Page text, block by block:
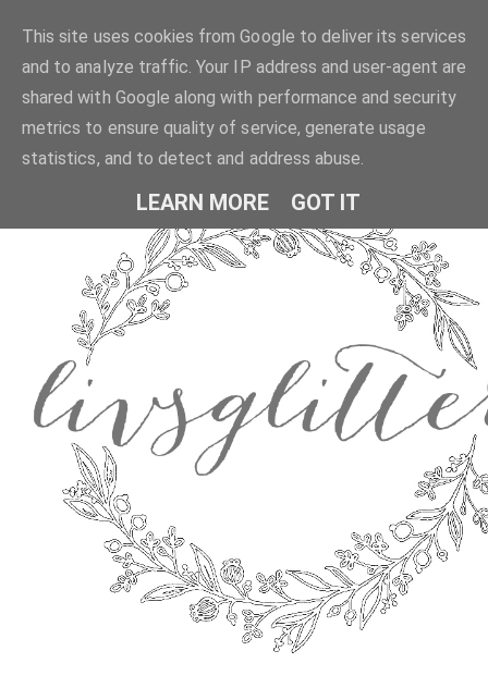
This site uses cookies from Google to deliver its services
and to analyze traffic. Your IP address and user-agent are
shared with Google along with performance and security
metrics to ensure quality of service, generate usage
statistics, and to detect and address abuse.
LEARN MORE GOT IT